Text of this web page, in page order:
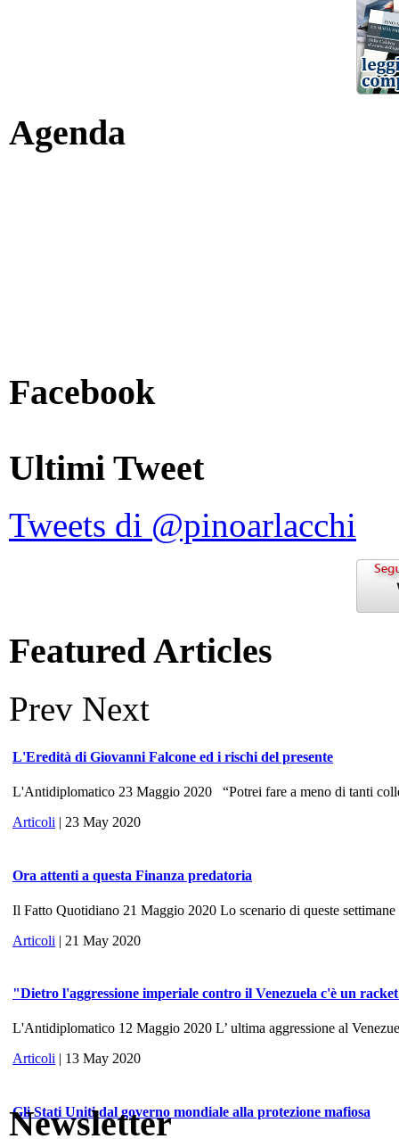
Agenda
Facebook
Ultimi Tweet
Tweets di @pinoarlacchi
Featured Articles
Prev Next
L'Eredità di Giovanni Falcone ed i rischi del presente
L'Antidiplomatico 23 Maggio 2020 “Potrei fare a meno di tanti
Articoli | 23 May 2020
Ora attenti a questa Finanza predatoria
Il Fatto Quotidiano 21 Maggio 2020 Lo scenario di queste
Articoli | 21 May 2020
"Dietro l'aggressione imperiale contro il Venezuela c'è un
L'Antidiplomatico 12 Maggio 2020 L’ ultima aggressione al
Articoli | 13 May 2020
Gli Stati Uniti dal governo mondiale alla protezione mafiosa
Newsletter